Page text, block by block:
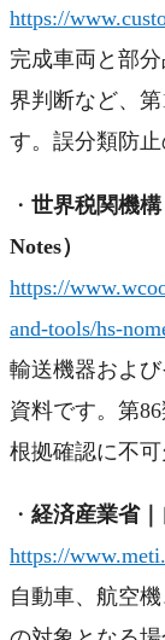
https://
完成車両と部
界判断など、
す。誤分類防止
・ 世界税関機
Notes）
https://
and-tools/hs-
輸送機器およ
資料です。第
根拠確認に不可
・ 経済産業省
https://
自動車、航空